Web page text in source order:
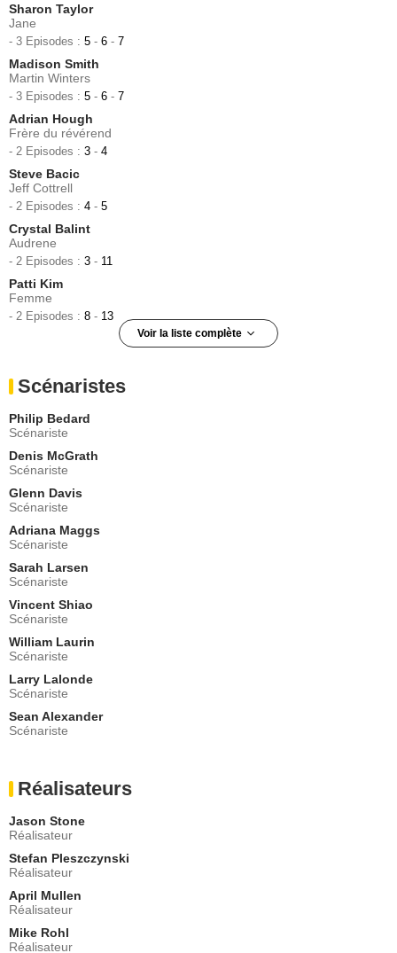
Sharon Taylor
Jane
- 3 Episodes : 5 - 6 - 7
Madison Smith
Martin Winters
- 3 Episodes : 5 - 6 - 7
Adrian Hough
Frère du révérend
- 2 Episodes : 3 - 4
Steve Bacic
Jeff Cottrell
- 2 Episodes : 4 - 5
Crystal Balint
Audrene
- 2 Episodes : 3 - 11
Patti Kim
Femme
- 2 Episodes : 8 - 13
Voir la liste complète
- 2 Episodes :3-4
Elena
- 2 Episodes :
Jill Morrison
Joanne Gadecki
- 2 Episodes :
Jason Gray-Stanford
Shérif Dawkins
- 1 Episode :
Farrah Aviva
Carly
- 1 Episode :2
Leslie Hope
Dr. Gloria Douglas
- 1 Episode :
Michael Rogers
Monk
- 1 Episode :7
Jeremy Jones
Timothy Webber
- 1 Episode :9
L'infirmière
- 1 Episode :
Jason Deline
Adjoint Jacobs
- 1 Episode :
Scénaristes
Philip Bedard
Scénariste
Denis McGrath
Scénariste
Glenn Davis
Scénariste
Adriana Maggs
Scénariste
Sarah Larsen
Scénariste
Vincent Shiao
Scénariste
William Laurin
Scénariste
Larry Lalonde
Scénariste
Sean Alexander
Scénariste
Réalisateurs
Jason Stone
Réalisateur
Stefan Pleszczynski
Réalisateur
April Mullen
Réalisateur
Mike Rohl
Réalisateur